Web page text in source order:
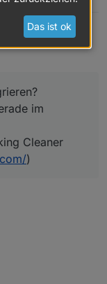
im
Cleaner
)
Das ist ok